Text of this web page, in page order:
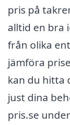
pris på
alltid en bra
från olika
jämföra
kan du hitta
just dina
pris.se